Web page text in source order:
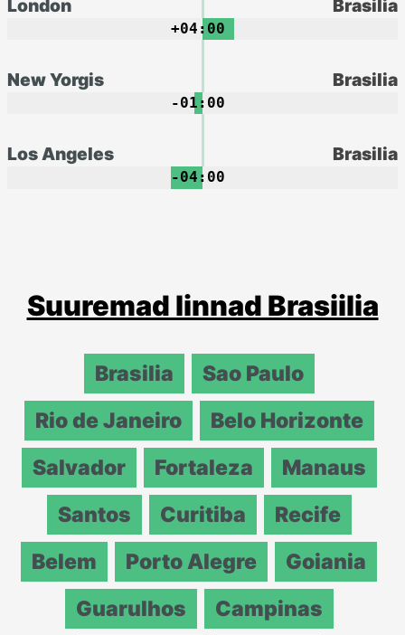
Brasilia
London
+04:00
Brasilia
New Yorgis
-01:00
Brasilia
Los Angeles
-04:00
Suuremad linnad Brasiilia
Brasilia
Sao Paulo
Rio de Janeiro
Belo Horizonte
Salvador
Fortaleza
Manaus
Santos
Curitiba
Recife
Belem
Porto Alegre
Goiania
Guarulhos
Campinas